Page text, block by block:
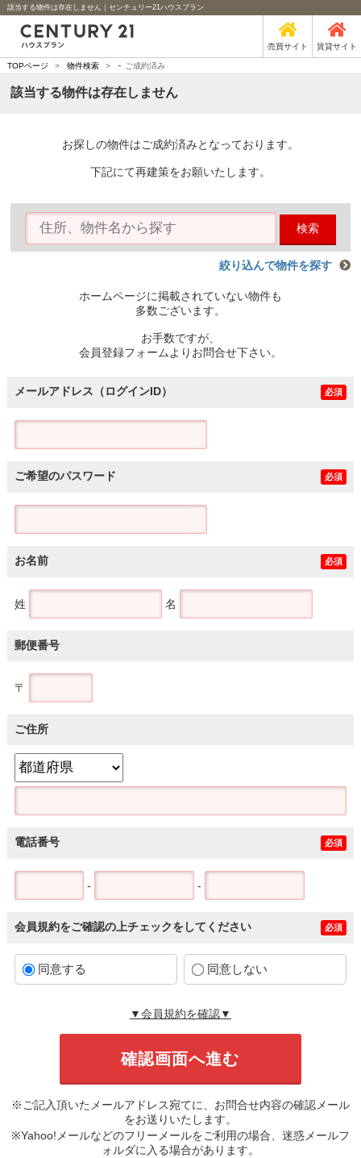
該当する物件は存在しません｜センチュリー21ハウスプラン
売買サイト 賃貸サイト
TOPページ > 物件検索 > - ご成約済み
該当する物件は存在しません
お探しの物件はご成約済みとなっております。
下記にて再建策をお願いたします。
検索
絞り込んで物件を探す
ホームページに掲載されていない物件も
多数ございます。
お手数ですが、
会員登録フォームよりお問合せ下さい。
メールアドレス（ログインID） 必須
ご希望のパスワード 必須
お名前 必須
姓 名
郵便番号
〒
ご住所
電話番号 必須
- -
会員規約をご確認の上チェックをしてください 必須
同意する 同意しない
▼会員規約を確認▼
※ご記入頂いたメールアドレス宛てに、お問合せ内容の確認メール
をお送りいたします。
※Yahoo!メールなどのフリーメールをご利用の場合、迷惑メールフ
ォルダに入る場合があります。